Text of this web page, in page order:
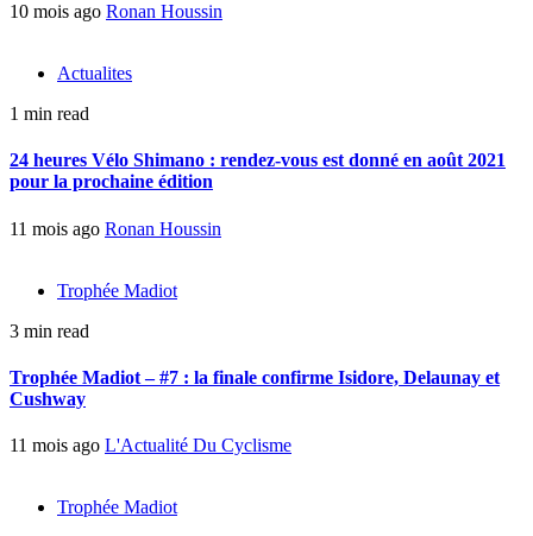
10 mois ago Ronan Houssin
Actualites
1 min read
24 heures Vélo Shimano : rendez-vous est donné en août 2021
pour la prochaine édition
11 mois ago Ronan Houssin
Trophée Madiot
3 min read
Trophée Madiot – #7 : la finale confirme Isidore, Delaunay et
Cushway
11 mois ago L'Actualité Du Cyclisme
Trophée Madiot